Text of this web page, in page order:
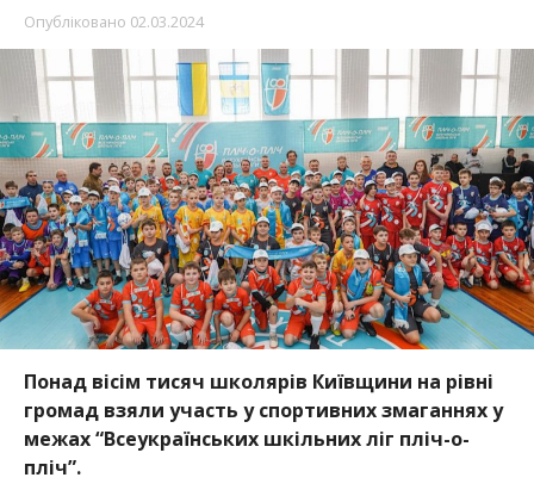
Опубліковано 02.03.2024
Понад вісім тисяч школярів Київщини на рівні
громад взяли участь у спортивних змаганнях у
межах “Всеукраїнських шкільних ліг пліч-о-
пліч”.